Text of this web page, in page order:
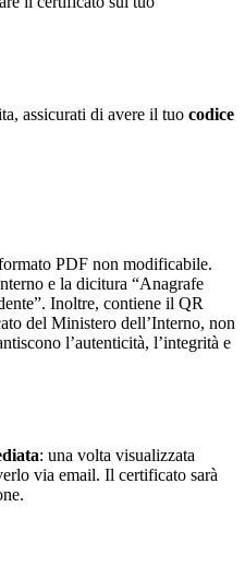
assicurati di avere il tuo codice
PDF non modificabile.
e la dicitura “Anagrafe
Inoltre, contiene il QR
del Ministero dell’Interno, non
l’autenticità, l’integrità e
: una volta visualizzata
via email. Il certificato sarà